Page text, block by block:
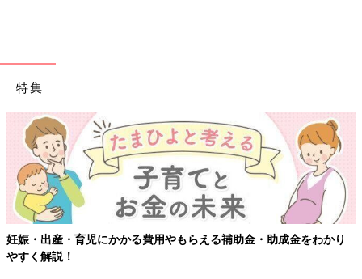
特集
妊娠・出産・育児にかかる費用やもらえる補助金・助成金をわかり
やすく解説！